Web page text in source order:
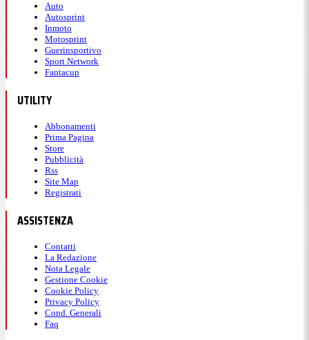
Auto
Autosprint
Inmoto
Motosprint
Guerinsportivo
Sport Network
Fantacup
UTILITY
Abbonamenti
Prima Pagina
Store
Pubblicità
Rss
Site Map
Registrati
ASSISTENZA
Contatti
La Redazione
Nota Legale
Gestione Cookie
Cookie Policy
Privacy Policy
Cond. Generali
Faq